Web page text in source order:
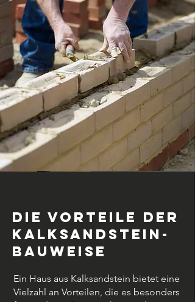
DIe Vorteile der
Kalksandstein-
Bauweise
Ein Haus aus Kalksandstein bietet eine
Vielzahl an Vorteilen, die es besonders